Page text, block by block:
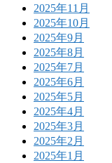
2025年11月
2025年10月
2025年9月
2025年8月
2025年7月
2025年6月
2025年5月
2025年4月
2025年3月
2025年2月
2025年1月